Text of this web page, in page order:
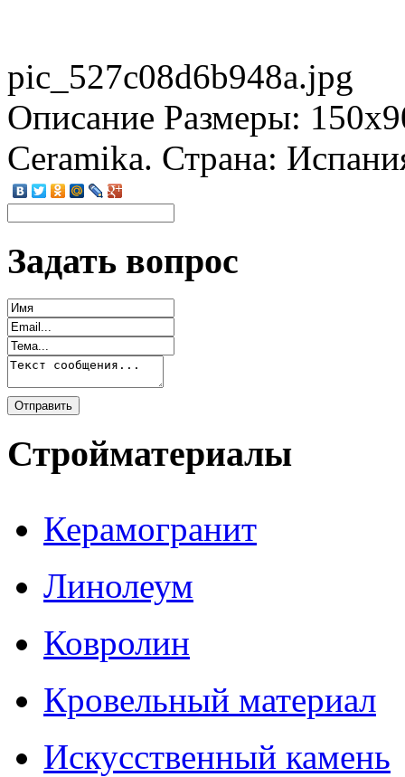
pic_527c08d6b948a.jpg
Описание Размеры:
Ceramika. Страна:
Задать вопрос
Стройматериалы
Керамогранит
Линолеум
Ковролин
Кровельный материал
Искусственный камень